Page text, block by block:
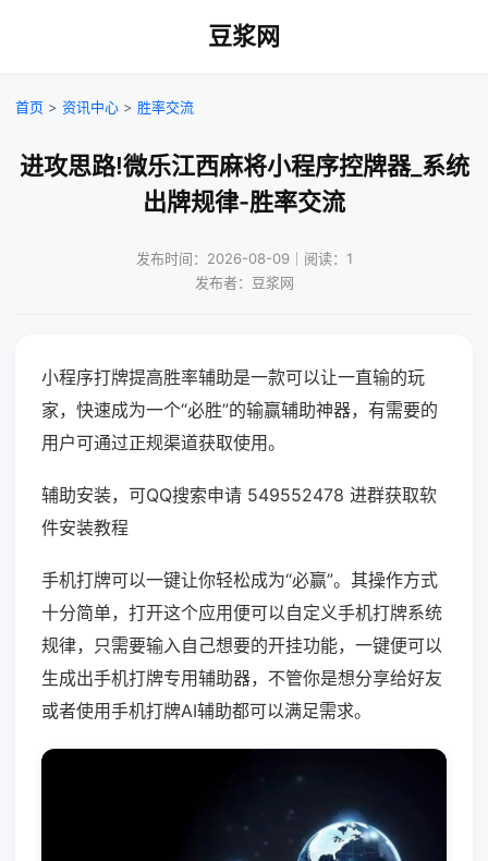
豆浆网
首页 > 资讯中心 > 胜率交流
进攻思路!微乐江西麻将小程序控牌器_系统
出牌规律-胜率交流
发布时间：2026-08-09｜阅读：1
发布者：豆浆网
小程序打牌提高胜率辅助是一款可以让一直输的玩
家，快速成为一个“必胜”的输赢辅助神器，有需要的
用户可通过正规渠道获取使用。
辅助安装，可QQ搜索申请 549552478 进群获取软
件安装教程
手机打牌可以一键让你轻松成为“必赢”。其操作方式
十分简单，打开这个应用便可以自定义手机打牌系统
规律，只需要输入自己想要的开挂功能，一键便可以
生成出手机打牌专用辅助器，不管你是想分享给好友
或者使用手机打牌AI辅助都可以满足需求。